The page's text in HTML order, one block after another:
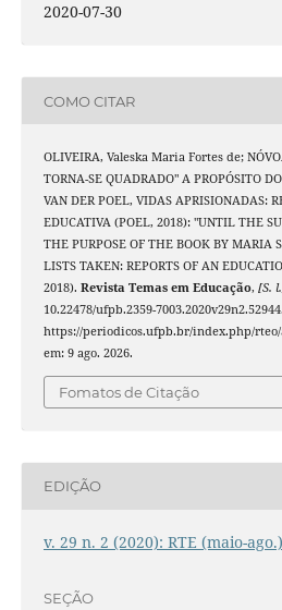
2020-07-30
COMO CITAR
OLIVEIRA, Valeska Maria Fortes de;
TORNA-SE QUADRADO" A PROPÓSITO
VAN DER POEL, VIDAS APRISIONADAS:
EDUCATIVA (POEL, 2018): "UNTIL THE
THE PURPOSE OF THE BOOK BY MARIA
LISTS TAKEN: REPORTS OF AN
2018). Revista Temas em Educação, [S.
10.22478/ufpb.2359-
https://periodicos.ufpb.br/index.php/rteo/
em: 9 ago. 2026.
Fomatos de Citação
EDIÇÃO
v. 29 n. 2 (2020): RTE (maio-
SEÇÃO